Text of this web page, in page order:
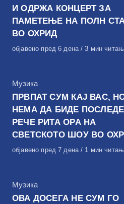
И ОДРЖА КОНЦЕРТ ЗА
ПАМЕТЕЊЕ НА ПОЛН
ВО ОХРИД
Објавено
објавено пред 6 дена 3 мин
КАтегорија
Музика
ПРВПАТ СУМ КАЈ ВАС,
НЕМА ДА БИДЕ
РЕЧЕ РИТА ОРА НА
СВЕТСКОТО ШОУ ВО
Објавено
објавено пред 7 дена 1 мин
КАтегорија
Музика
ОВА ДОСЕГА НЕ СУМ ГО